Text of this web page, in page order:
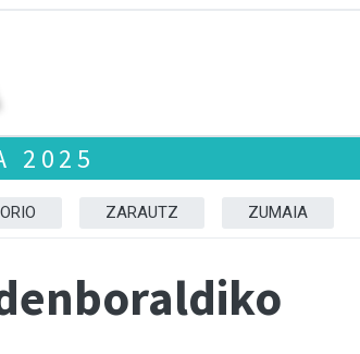
2025
ORIO ZARAUTZ ZUMAIA